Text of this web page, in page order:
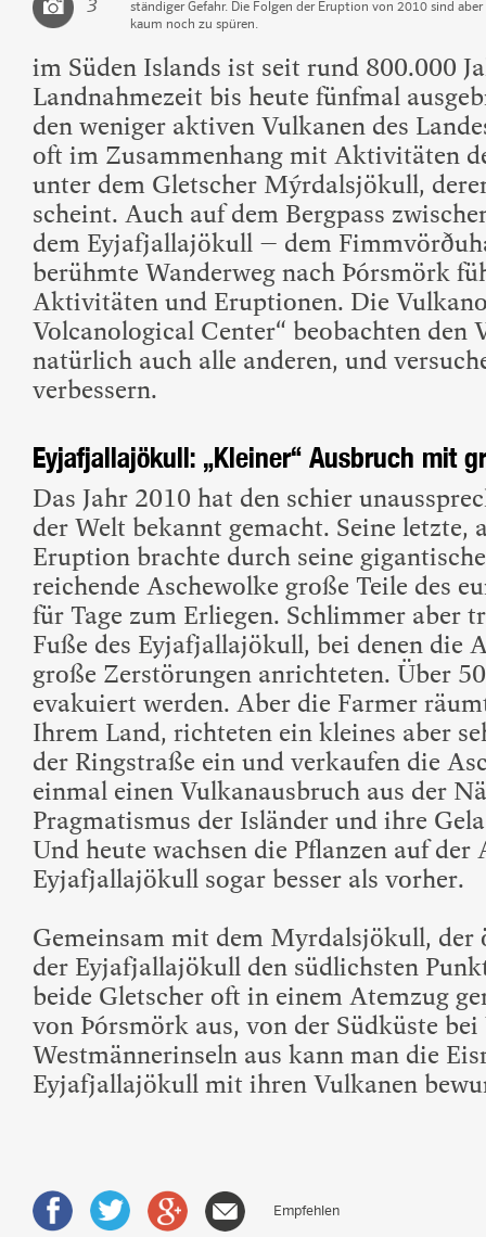
3
ständiger Gefahr. Die Folgen der Eruption von 2010 sind
kaum noch zu spüren.
im Süden Islands ist seit rund 800.000
Landnahmezeit bis heute fünfmal
den weniger aktiven Vulkanen des
oft im Zusammenhang mit Aktivitäten
unter dem Gletscher Mýrdalsjökull,
scheint. Auch auf dem Bergpass
dem Eyjafjallajökull – dem
berühmte Wanderweg nach Þórsmörk
Aktivitäten und Eruptionen. Die
Volcanological Center“ beobachten
natürlich auch alle anderen, und
verbessern.
Eyjafjallajökull: „Kleiner“ Ausbruch mit
Das Jahr 2010 hat den schier
der Welt bekannt gemacht. Seine letzte,
Eruption brachte durch seine
reichende Aschewolke große Teile des
für Tage zum Erliegen. Schlimmer aber
Fuße des Eyjafjallajökull, bei denen die
große Zerstörungen anrichteten. Über
evakuiert werden. Aber die Farmer
Ihrem Land, richteten ein kleines aber
der Ringstraße ein und verkaufen die
einmal einen Vulkanausbruch aus der
Pragmatismus der Isländer und ihre
Und heute wachsen die Pflanzen auf der
Eyjafjallajökull sogar besser als vorher.
Gemeinsam mit dem Myrdalsjökull,
der Eyjafjallajökull den südlichsten
beide Gletscher oft in einem Atemzug
von Þórsmörk aus, von der Südküste
Westmännerinseln aus kann man die
Eyjafjallajökull mit ihren Vulkanen
Empfehlen